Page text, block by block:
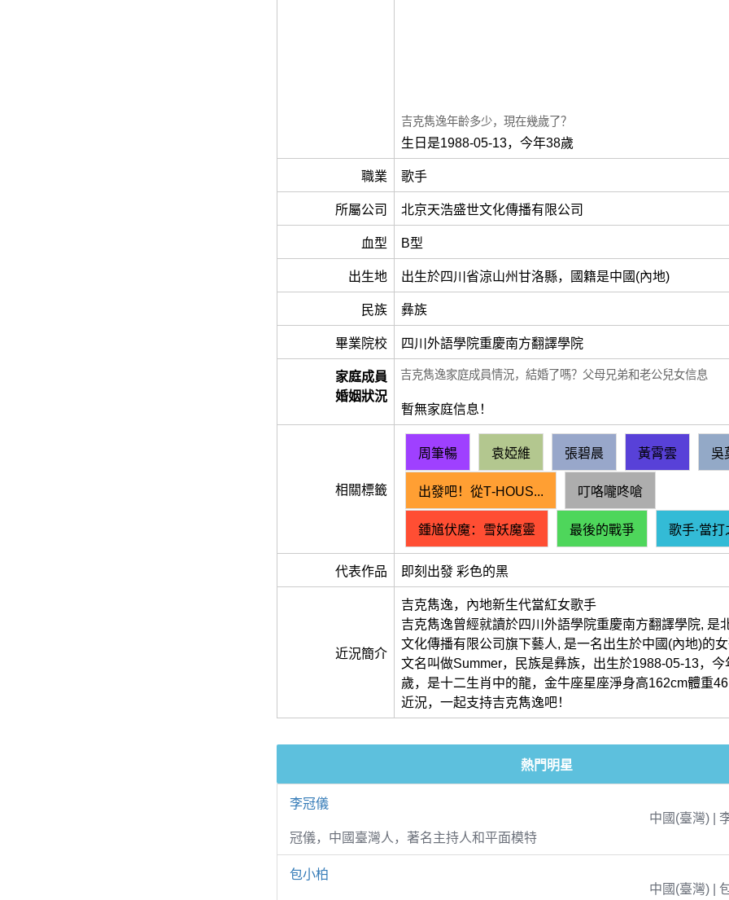
吉克雋逸年齡多少，現在幾歲了？
生日是1988-05-13，今年38歲
職業 歌手
所屬公司 北京天浩盛世文化傳播有限公司
血型 B型
出生地 出生於四川省涼山州甘洛縣，國籍是中國(內地)
民族 彝族
畢業院校 四川外語學院重慶南方翻譯學院
家庭成員
婚姻狀況
吉克雋逸家庭成員情況，結婚了嗎？父母兄弟和老公兒女信息
暫無家庭信息！
相關標籤
周筆暢 袁婭維 張碧晨 黃霄雲 吳
出發吧！從T‑HOUS... 叮咯嚨咚嗆
鍾馗伏魔：雪妖魔靈 最後的戰爭 歌手·當打
代表作品 即刻出發 彩色的黑
近況簡介
吉克雋逸，內地新生代當紅女歌手
吉克雋逸曾經就讀於四川外語學院重慶南方翻譯學院, 是
文化傳播有限公司旗下藝人, 是一名出生於中國(內地)的
文名叫做Summer，民族是彝族，出生於1988-05-13，今
歲，是十二生肖中的龍，金牛座星座淨身高162cm體重
近況，一起支持吉克雋逸吧！
熱門明星
李冠儀
中國(臺灣) |
冠儀，中國臺灣人，著名主持人和平面模特
包小柏
中國(臺灣) |